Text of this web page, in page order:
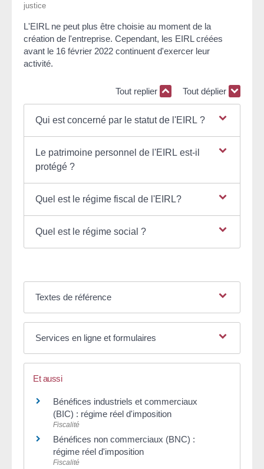
justice
L'EIRL ne peut plus être choisie au moment de la
création de l'entreprise. Cependant, les EIRL créées
avant le 16 février 2022 continuent d'exercer leur
activité.
Tout replier Tout déplier
Qui est concerné par le statut de l'EIRL ?
Le patrimoine personnel de l'EIRL est-il
protégé ?
Quel est le régime fiscal de l'EIRL?
Quel est le régime social ?
Textes de référence
Services en ligne et formulaires
Et aussi
Bénéfices industriels et commerciaux
(BIC) : régime réel d'imposition
Fiscalité
Bénéfices non commerciaux (BNC) :
régime réel d'imposition
Fiscalité